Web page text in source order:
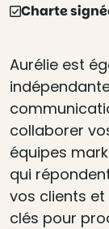
Charte
Aurélie est
collaborer
équipes
qui
vos clients et
clés pour